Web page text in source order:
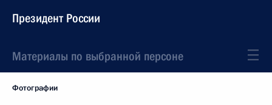
Президент России
Материалы по выбранной персоне
Фотографии